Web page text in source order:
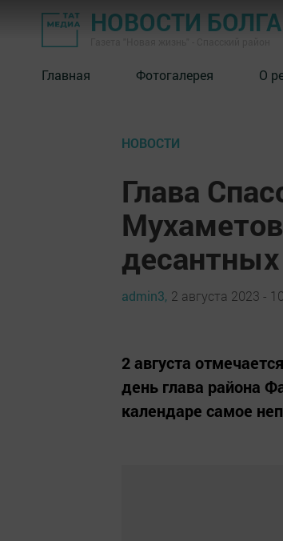
НОВОСТИ
Главная Фотогалерея О
НОВОСТИ
Глава
admin3, 2 августа 2023 -
2 августа
день глава района
календаре самое